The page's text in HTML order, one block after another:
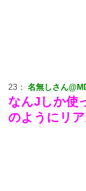
23： 名無しさん
なんJしか使
のようにリ